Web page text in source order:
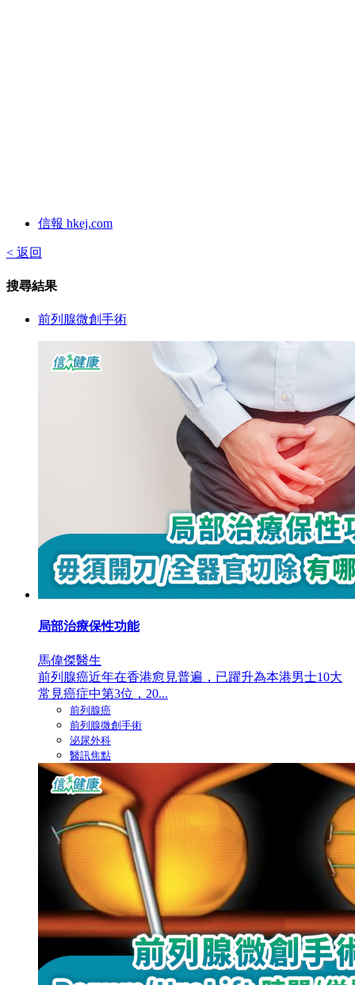
信報 hkej.com
< 返回
搜尋結果
前列腺微創手術
局部治療保性功能
馬偉傑醫生
前列腺癌近年在香港愈見普遍，已躍升為本港男士10大
常見癌症中第3位，20...
前列腺癌
前列腺微創手術
泌尿外科
醫訊焦點